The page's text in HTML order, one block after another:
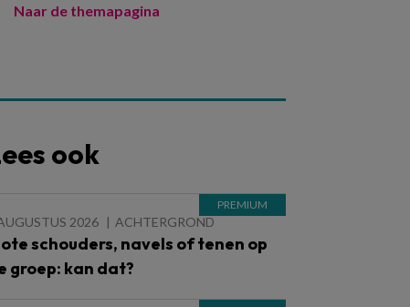
Naar de themapagina
ook
2026 ACHTERGROND
schouders, navels of tenen op
groep: kan dat?